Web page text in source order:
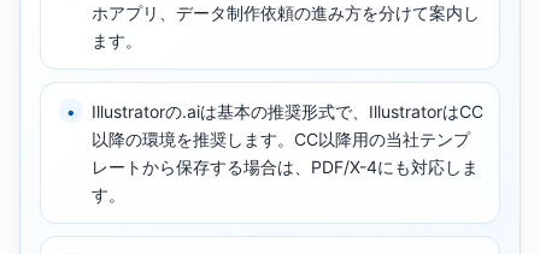
ホアプリ、データ制作依頼の進み方を分けて案内し
ます。
Illustratorの.aiは基本の推奨形式で、IllustratorはCC
以降の環境を推奨します。CC以降用の当社テンプ
レートから保存する場合は、PDF/X-4にも対応しま
す。